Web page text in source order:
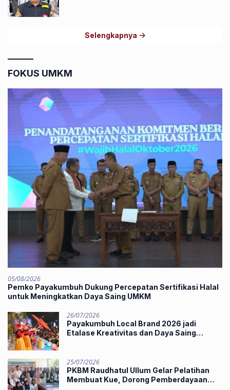
Selengkapnya
FOKUS UMKM
05/08/2026
Pemko Payakumbuh Dukung Percepatan Sertifikasi Halal
untuk Meningkatkan Daya Saing UMKM
26/07/2026
Payakumbuh Local Brand 2026 jadi
Etalase Kreativitas dan Daya Saing
25/07/2026
PKBM Raudhatul Ullum Gelar Pelatihan
Membuat Kue, Dorong Pemberdayaan